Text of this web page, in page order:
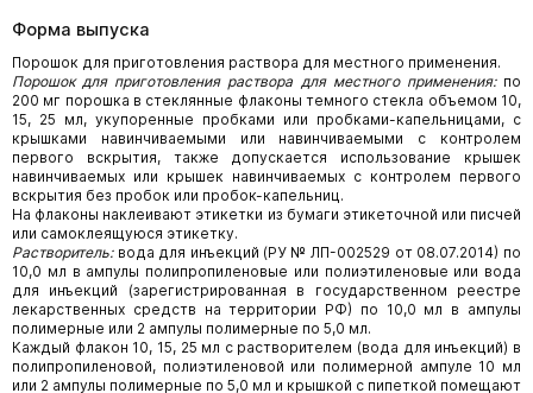
Форма выпуска
Порошок для приготовления раствора для местного применения.
Порошок для приготовления раствора для местного применения:по
200 мг порошка в стеклянные флаконы темного стекла объемом 10,
15, 25 мл, укупоренные пробками или пробками-капельницами, с
крышками навинчиваемыми или навинчиваемыми с контролем
первого вскрытия, также допускается использование крышек
навинчиваемых или крышек навинчиваемых с контролем первого
вскрытия без пробок или пробок-капельниц.
На флаконы наклеивают этикетки из бумаги этикеточной или писчей
или самоклеящуюся этикетку.
Растворитель:вода для инъекций (РУ № ЛП-002529 от 08.07.2014) по
10,0 мл в ампулы полипропиленовые или полиэтиленовые или вода
для инъекций (зарегистрированная в государственном реестре
лекарственных средств на территории РФ) по 10,0 мл в ампулы
полимерные или 2 ампулы полимерные по 5,0 мл.
Каждый флакон 10, 15, 25 мл с растворителем (вода для инъекций) в
полипропиленовой, полиэтиленовой или полимерной ампуле 10 мл
или 2 ампулы полимерные по 5,0 мл и крышкой с пипеткой помещают